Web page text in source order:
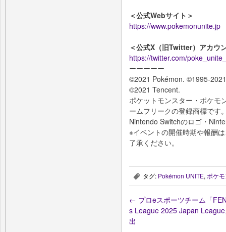
＜公式Webサイト＞
https://www.pokemonunite.jp
＜公式X（旧Twitter）アカウ
https://twitter.com/
ーーーーー
©2021 Pokémon. ©1995-
©2021 Tencent.
ポケットモンスター・ポケモ
ームフリークの登録商標です
Nintendo Switchのロゴ・
※イベントの開催時期や報酬
了承ください。
, タグ: Pokémon UNITE,ポケ
← プロeスポーツチーム「
s League 2025 Japan
出